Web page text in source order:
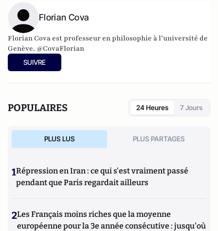
Florian Cova
Florian Cova est professeur en philosophie à l’université de
Genève. @CovaFlorian
SUIVRE
POPULAIRES 24 Heures 7 Jours
PLUS LUS PLUS PARTAGES
1Répression en Iran : ce qui s'est vraiment passé
pendant que Paris regardait ailleurs
2Les Français moins riches que la moyenne
européenne pour la 3e année consécutive : jusqu'où